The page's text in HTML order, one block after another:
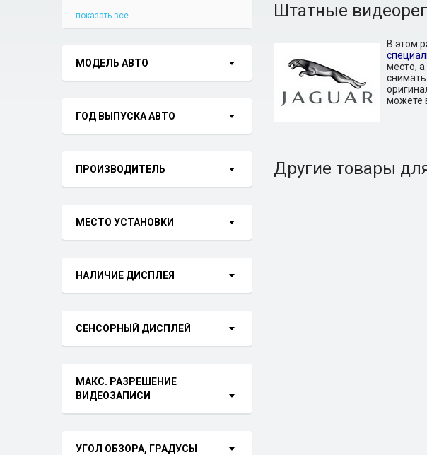
показать все...
МОДЕЛЬ АВТО
ГОД ВЫПУСКА АВТО
ПРОИЗВОДИТЕЛЬ
МЕСТО УСТАНОВКИ
НАЛИЧИЕ ДИСПЛЕЯ
СЕНСОРНЫЙ ДИСПЛЕЙ
МАКС. РАЗРЕШЕНИЕ
ВИДЕОЗАПИСИ
УГОЛ ОБЗОРА, ГРАДУСЫ
Штатные
В этом
место,
можете
Другие товары